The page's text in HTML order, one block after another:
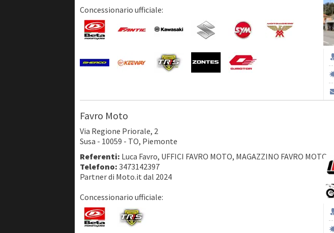
Concessionario ufficiale:
Favro Moto
Via Regione Priorale, 2
Susa - 10059 - TO, Piemonte
Referenti: Luca Favro, UFFICI FAVRO MOTO, MAGAZZINO FAVRO MOTO
Telefono: 3473142397
Partner di Moto.it dal 2024
Concessionario ufficiale: